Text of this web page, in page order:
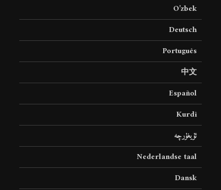
O’zbek
Deutsch
Português
中文
Español
Kurdî
ئۇيغۇرچە
Nederlandse taal
Dansk